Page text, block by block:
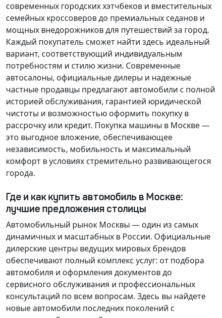
современных городских хэтчбеков и вместительных
семейных кроссоверов до премиальных седанов и
мощных внедорожников для путешествий за город.
Каждый покупатель сможет найти здесь идеальный
вариант, соответствующий индивидуальным
потребностям и стилю жизни. Современные
автосалоны, официальные дилеры и надежные
частные продавцы предлагают автомобили с полной
историей обслуживания, гарантией юридической
чистоты и возможностью оформить покупку в
рассрочку или кредит. Покупка машины в Москве —
это выгодное вложение, обеспечивающее
независимость, мобильность и максимальный
комфорт в условиях стремительно развивающегося
города.
Где и как купить автомобиль в Москве:
лучшие предложения столицы
Автомобильный рынок Москвы — один из самых
динамичных и масштабных в России. Официальные
дилерские центры ведущих мировых брендов
обеспечивают полный комплекс услуг: от подбора
автомобиля и оформления документов до
сервисного обслуживания и профессиональных
консультаций по всем вопросам. Здесь вы найдете
новые автомобили последних поколений с